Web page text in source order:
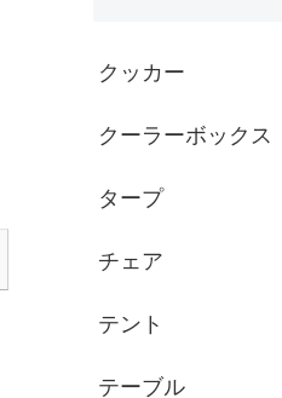
クッカー
クーラーボックス
タープ
チェア
テント
テーブル